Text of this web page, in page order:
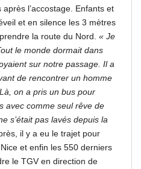
l’accostage. Enfants et
et en silence les 3 mètres
la route du Nord. « Je
le monde dormait dans
sur notre passage. Il a
de rencontrer un homme
on a pris un bus pour
avec comme seul rêve de
s’était pas lavés depuis la
il y a eu le trajet pour
et enfin les 550 derniers
le TGV en direction de